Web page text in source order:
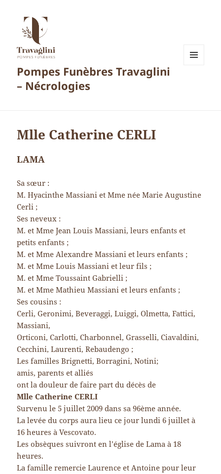
Pompes Funèbres Travaglini
– Nécrologies
Mlle Catherine CERLI
LAMA
Sa sœur :
M. Hyacinthe Massiani et Mme née Marie Augustine
Cerli ;
Ses neveux :
M. et Mme Jean Louis Massiani, leurs enfants et
petits enfants ;
M. et Mme Alexandre Massiani et leurs enfants ;
M. et Mme Louis Massiani et leur fils ;
M. et Mme Toussaint Gabrielli ;
M. et Mme Mathieu Massiani et leurs enfants ;
Ses cousins :
Cerli, Geronimi, Beveraggi, Luiggi, Olmetta, Fattici,
Massiani,
Orticoni, Carlotti, Charbonnel, Grasselli, Ciavaldini,
Cecchini, Laurenti, Rebaudengo ;
Les familles Brignetti, Borragini, Notini;
amis, parents et alliés
ont la douleur de faire part du décès de
Mlle Catherine CERLI
Survenu le 5 juillet 2009 dans sa 96ème année.
La levée du corps aura lieu ce jour lundi 6 juillet à
16 heures à Vescovato.
Les obsèques suivront en l’église de Lama à 18
heures.
La famille remercie Laurence et Antoine pour leur